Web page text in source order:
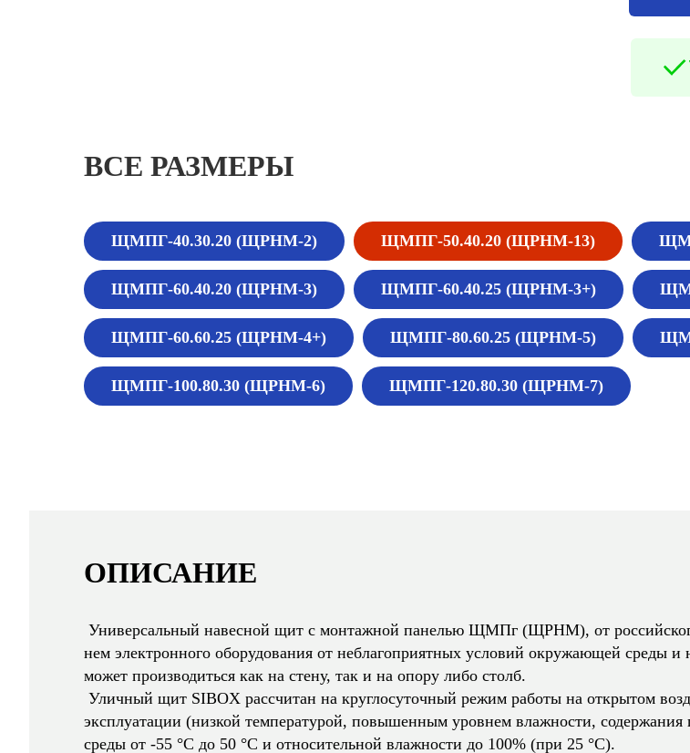
ВСЕ РАЗМЕРЫ
ЩМПГ-40.30.20 (ЩРНМ-2) ЩМПГ-50.40.20 (ЩРНМ-13)
ЩМПГ-60.40.20 (ЩРНМ-3) ЩМПГ-60.40.25 (ЩРНМ-3+)
ЩМПГ-60.60.25 (ЩРНМ-4+) ЩМПГ-80.60.25 (ЩРНМ-5)
ЩМПГ-100.80.30 (ЩРНМ-6) ЩМПГ-120.80.30 (ЩРНМ-7)
ОПИСАНИЕ
Универсальный навесной щит с монтажной панелью ЩМПг (ЩРНМ), от
нем электронного оборудования от неблагоприятных условий окружающей среды
может производиться как на стену, так и на опору либо столб.
Уличный щит SIBOX рассчитан на круглосуточный режим работы на открытом
эксплуатации (низкой температурой, повышенным уровнем влажности,
среды от -55 °C до 50 °C и относительной влажности до 100% (при 25 °C).